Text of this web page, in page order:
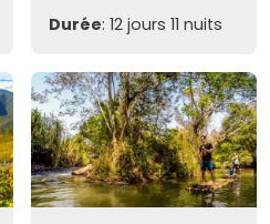
Durée: 12 jours 11 nuits